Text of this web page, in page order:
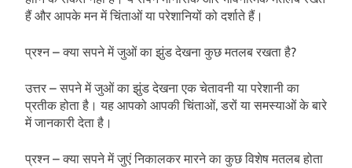
हैं और आपके मन में चिंताओं या परेशानियों को दर्शाते हैं।
प्रश्न – क्या सपने में जुओं का झुंड देखना कुछ मतलब रखता है?
उत्तर – सपने में जुओं का झुंड देखना एक चेतावनी या परेशानी का
प्रतीक होता है। यह आपको आपकी चिंताओं, डरों या समस्याओं के बारे
में जानकारी देता है।
प्रश्न – क्या सपने में जुएं निकालकर मारने का कुछ विशेष मतलब होता